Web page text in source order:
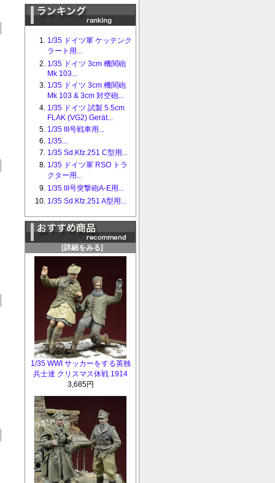
1/35 ドイツ軍 ケッテンク
ラート用...
1/35 ドイツ 3cm 機関砲
Mk 103...
1/35 ドイツ 3cm 機関砲
Mk 103 & 3cm 対空砲...
1/35 ドイツ 試製 5.5cm
FLAK (VG2) Gerät...
1/35 III号戦車用...
1/35...
1/35 Sd.Kfz.251 C型用...
1/35 ドイツ軍 RSO トラ
クター用...
1/35 III号突撃砲A-E用...
1/35 Sd.Kfz.251 A型用...
[詳細をみる]
1/35 WWI サッカーをする英独
兵士達 クリスマス休戦 1914
3,685円